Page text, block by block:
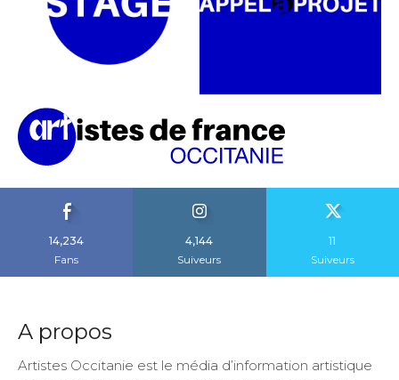
14,234
Fans
4,144
Suiveurs
11
Suiveurs
A propos
Artistes Occitanie est le média d’information artistique